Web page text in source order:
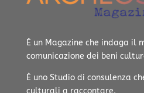
È un Magazine che indaga il
comunicazione dei beni
È uno Studio di consulenza